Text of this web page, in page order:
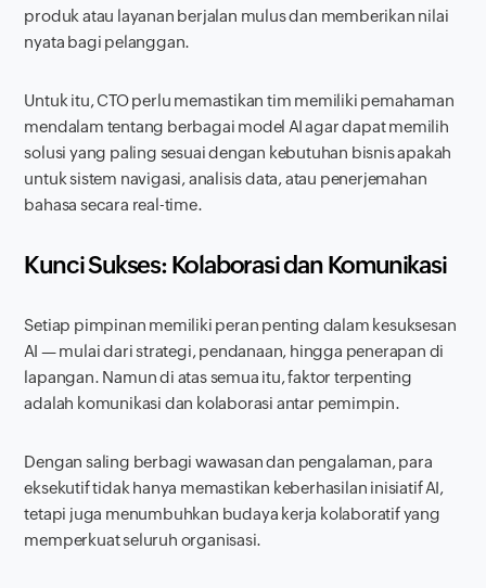
produk atau layanan berjalan mulus dan memberikan nilai
nyata bagi pelanggan.
Untuk itu, CTO perlu memastikan tim memiliki pemahaman
mendalam tentang berbagai model AI agar dapat memilih
solusi yang paling sesuai dengan kebutuhan bisnis apakah
untuk sistem navigasi, analisis data, atau penerjemahan
bahasa secara real-time.
Kunci Sukses: Kolaborasi dan Komunikasi
Setiap pimpinan memiliki peran penting dalam kesuksesan
AI — mulai dari strategi, pendanaan, hingga penerapan di
lapangan. Namun di atas semua itu, faktor terpenting
adalah komunikasi dan kolaborasi antar pemimpin.
Dengan saling berbagi wawasan dan pengalaman, para
eksekutif tidak hanya memastikan keberhasilan inisiatif AI,
tetapi juga menumbuhkan budaya kerja kolaboratif yang
memperkuat seluruh organisasi.